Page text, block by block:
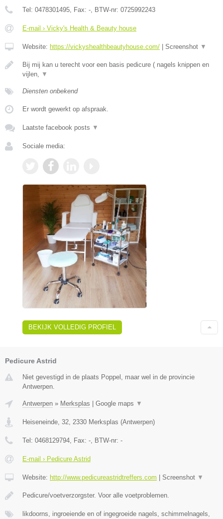
Tel: 0478301495, Fax: -, BTW-nr: 0725992243
E-mail › Vicky's Health & Beauty house
Website: https://vickyshealthbeautyhouse.com/ Screenshot ▼
Bij mij kan u terecht voor een basis pedicure ( nagels knippen en
vijlen, ▼
Diensten onbekend
Er wordt gewerkt op afspraak.
Laatste facebook posts ▼
Sociale media:
BEKIJK VOLLEDIG PROFIEL
Pedicure Astrid
Niet gevestigd in de plaats Poppel, maar wel in de provincie
Antwerpen.
Antwerpen » Merksplas Google maps ▼
Heiseneinde, 32, 2330 Merksplas (Antwerpen)
Tel: 0468129794, Fax: -, BTW-nr: -
E-mail › Pedicure Astrid
Website: http://www.pedicureastridtreffers.com Screenshot ▼
Pedicure/voetverzorgster. Voor alle voetproblemen.
likdoorns, ingroeiende en of ingegroeide nagels, schimmelnagels,